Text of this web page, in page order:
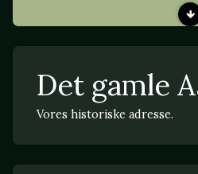
Det gamle
Vores historiske adresse.